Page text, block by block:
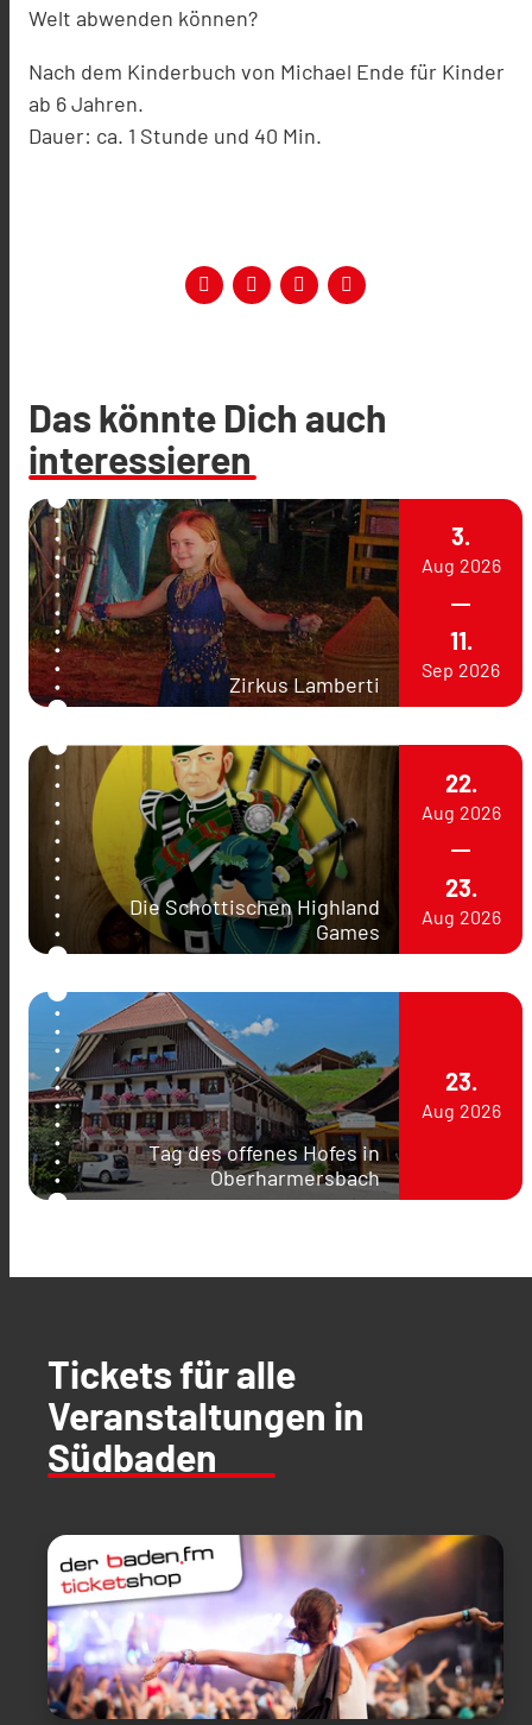
Welt abwenden können?
Nach dem Kinderbuch von Michael Ende für Kinder
ab 6 Jahren.
Dauer: ca. 1 Stunde und 40 Min.
Das könnte Dich auch
interessieren
Zirkus Lamberti
3.
Aug 2026
11.
Sep 2026
Die Schottischen Highland
Games
22.
Aug 2026
23.
Aug 2026
Tag des offenes Hofes in
Oberharmersbach
23.
Aug 2026
Tickets für alle
Veranstaltungen in
Südbaden